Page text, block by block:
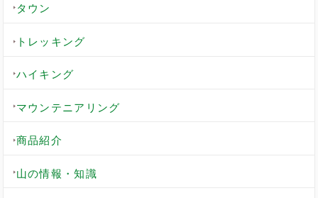
タウン
トレッキング
ハイキング
マウンテニアリング
商品紹介
山の情報・知識